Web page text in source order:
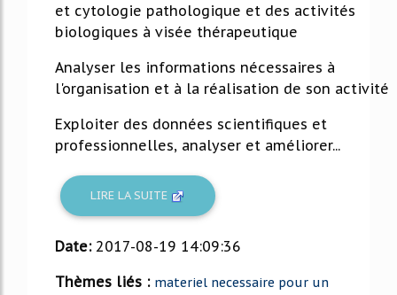
et cytologie pathologique et des activités
biologiques à visée thérapeutique
Analyser les informations nécessaires à
l'organisation et à la réalisation de son activité
Exploiter des données scientifiques et
professionnelles, analyser et améliorer...
LIRE LA SUITE
Date: 2017-08-19 14:09:36
Thèmes liés : materiel necessaire pour un